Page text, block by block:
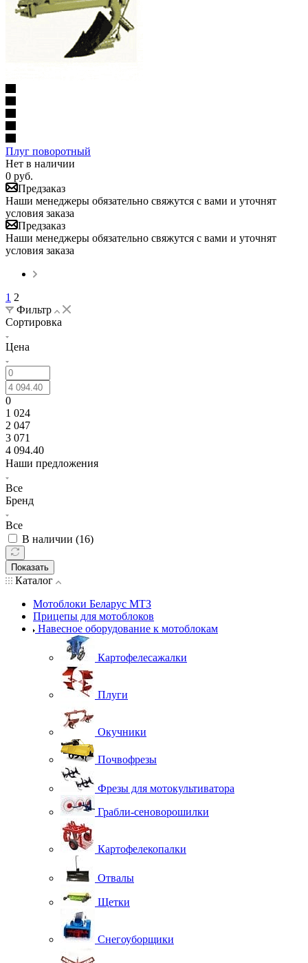
Плуг поворотный
Нет в наличии
0 руб.
Предзаказ
Наши менеджеры обязательно свяжутся с вами и уточнят
условия заказа
Предзаказ
Наши менеджеры обязательно свяжутся с вами и уточнят
условия заказа
1 2
Фильтр
Сортировка
Цена
0
1 024
2 047
3 071
4 094.40
Наши предложения
Все
Бренд
Все
В наличии (16)
Показать
Каталог
Мотоблоки Беларус МТЗ
Прицепы для мотоблоков
Навесное оборудование к мотоблокам
Картофелесажалки
Плуги
Окучники
Почвофрезы
Фрезы для мотокультиватора
Грабли-сеноворошилки
Картофелекопалки
Отвалы
Щетки
Снегоуборщики